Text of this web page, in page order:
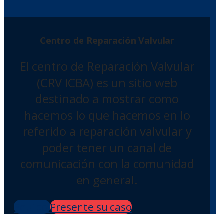
Centro de Reparación Valvular
El centro de Reparación Valvular
(CRV ICBA) es un sitio web
destinado a mostrar como
hacemos lo que hacemos en lo
referido a reparación valvular y
poder tener un canal de
comunicación con la comunidad
en general.
Equipo Presente su caso